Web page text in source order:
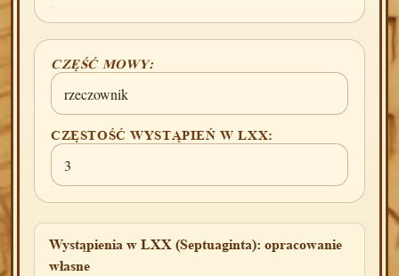
CZĘŚĆ MOWY:
rzeczownik
CZĘSTOŚĆ WYSTĄPIEŃ W LXX:
3
Wystąpienia w LXX (Septuaginta): opracowanie
własne